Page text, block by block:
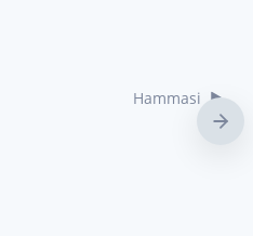
Hammasi